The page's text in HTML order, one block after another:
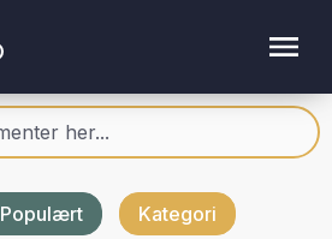
Populært Kategori